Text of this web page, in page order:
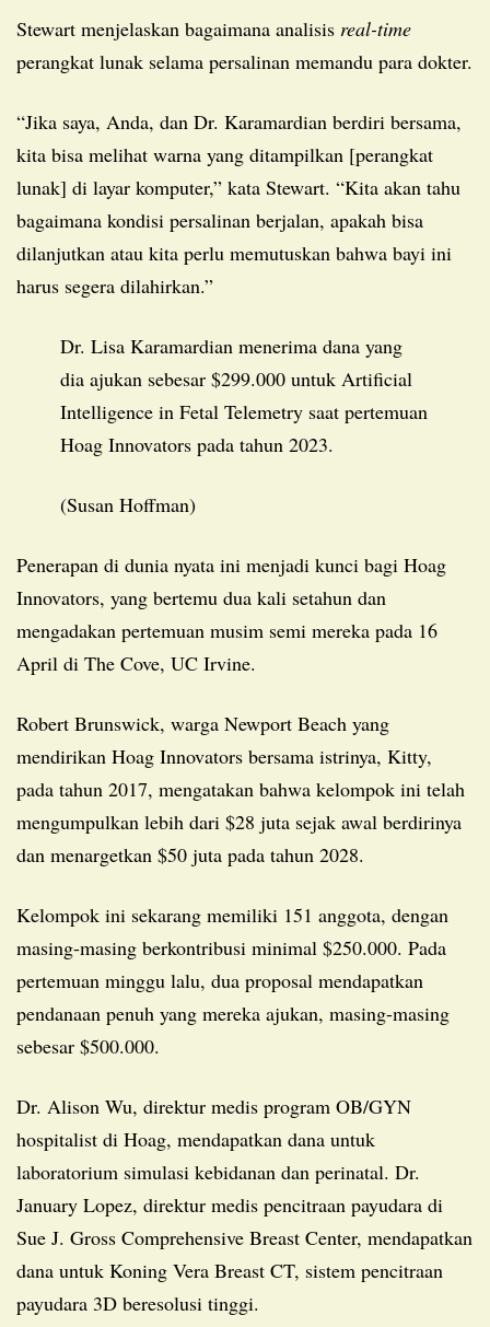
Stewart menjelaskan bagaimana analisis real-time
perangkat lunak selama persalinan memandu para dokter.
“Jika saya, Anda, dan Dr. Karamardian berdiri bersama,
kita bisa melihat warna yang ditampilkan [perangkat
lunak] di layar komputer,” kata Stewart. “Kita akan tahu
bagaimana kondisi persalinan berjalan, apakah bisa
dilanjutkan atau kita perlu memutuskan bahwa bayi ini
harus segera dilahirkan.”
Dr. Lisa Karamardian menerima dana yang
dia ajukan sebesar $299.000 untuk Artificial
Intelligence in Fetal Telemetry saat pertemuan
Hoag Innovators pada tahun 2023.
(Susan Hoffman)
Penerapan di dunia nyata ini menjadi kunci bagi Hoag
Innovators, yang bertemu dua kali setahun dan
mengadakan pertemuan musim semi mereka pada 16
April di The Cove, UC Irvine.
Robert Brunswick, warga Newport Beach yang
mendirikan Hoag Innovators bersama istrinya, Kitty,
pada tahun 2017, mengatakan bahwa kelompok ini telah
mengumpulkan lebih dari $28 juta sejak awal berdirinya
dan menargetkan $50 juta pada tahun 2028.
Kelompok ini sekarang memiliki 151 anggota, dengan
masing-masing berkontribusi minimal $250.000. Pada
pertemuan minggu lalu, dua proposal mendapatkan
pendanaan penuh yang mereka ajukan, masing-masing
sebesar $500.000.
Dr. Alison Wu, direktur medis program OB/GYN
hospitalist di Hoag, mendapatkan dana untuk
laboratorium simulasi kebidanan dan perinatal. Dr.
January Lopez, direktur medis pencitraan payudara di
Sue J. Gross Comprehensive Breast Center, mendapatkan
dana untuk Koning Vera Breast CT, sistem pencitraan
payudara 3D beresolusi tinggi.